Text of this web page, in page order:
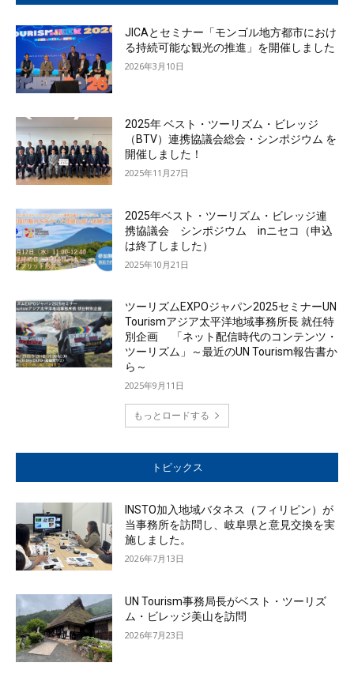
JICAとセミナー「モンゴル地方都市におけ
る持続可能な観光の推進」を開催しました
2026年3月10日
2025年 ベスト・ツーリズム・ビレッジ
（BTV）連携協議会総会・シンポジウム を
開催しました！
2025年11月27日
2025年ベスト・ツーリズム・ビレッジ連
携協議会 シンポジウム inニセコ（申込
は終了しました）
2025年10月21日
ツーリズムEXPOジャパン2025セミナーUN
Tourismアジア太平洋地域事務所長 就任特
別企画 「ネット配信時代のコンテンツ・
ツーリズム」～最近のUN Tourism報告書か
ら～
2025年9月11日
もっとロードする
トピックス
INSTO加入地域バタネス（フィリピン）が
当事務所を訪問し、岐阜県と意見交換を実
施しました。
2026年7月13日
UN Tourism事務局長がベスト・ツーリズ
ム・ビレッジ美山を訪問
2026年7月23日